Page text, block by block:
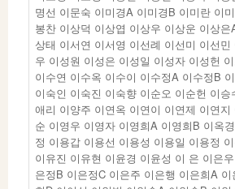
명선 이문숙 이미경A 이미경B 이미란 이
봉찬 이상덕 이상엽 이상우 이상운 이상
상태 이서연 이서영 이선례 이선미 이선민
우 이성원 이성은 이성일 이성자 이성헌
이수연 이수옥 이수이 이수정A 이수정B
이숙인 이숙진 이숙향 이순오 이순헌 이승
애리 이양주 이연옥 이연이 이연제 이연지
순 이영우 이영자 이영희A 이영희B 이옥
정 이용갑 이용선 이용성 이용일 이용정
이유진 이유현 이윤경 이윤성 이 은 이은
은정B 이은정C 이은주 이은행 이은희A